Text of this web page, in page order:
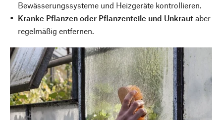
Bewässerungssysteme und Heizgeräte kontrollieren.
Kranke Pflanzen oder Pflanzenteile und Unkraut aber
regelmäßig entfernen.